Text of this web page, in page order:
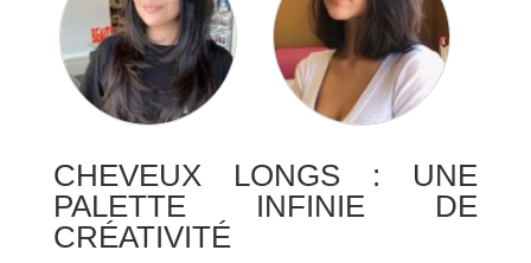
CHEVEUX LONGS : UNE
PALETTE INFINIE DE
CRÉATIVITÉ